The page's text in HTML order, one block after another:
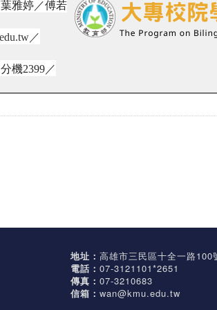
雅婷／傅若
／
分機2399 ／
地址：高雄市三民區十全一路100
電話：07-3121101*2651
傳真：07-3210683
信箱：wan@kmu.edu.tw